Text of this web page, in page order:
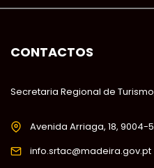
CONTACTOS
Secretaria Regional de
Avenida Arriaga, 18, 9004-
info.srtac@madeira.gov.pt